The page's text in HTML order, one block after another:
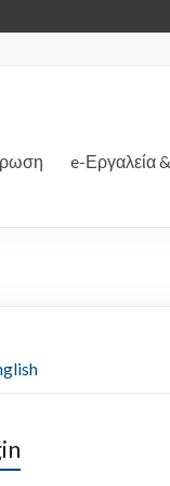
e-Εργαλεία